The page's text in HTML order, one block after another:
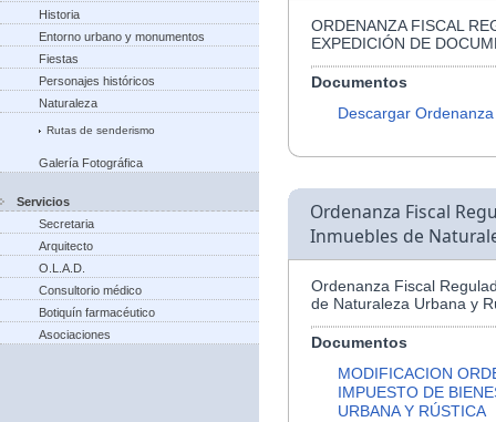
Historia
Entorno urbano y monumentos
Fiestas
Personajes históricos
Naturaleza
Rutas de senderismo
Galería Fotográfica
Servicios
Secretaria
Arquitecto
O.L.A.D.
Consultorio médico
Botiquín farmacéutico
Asociaciones
ORDENANZA FISCAL
EXPEDICIÓN DE
Documentos
Descargar Ordenanza
Ordenanza Fiscal
Inmuebles de
Ordenanza Fiscal
de Naturaleza Urbana y
Documentos
MODIFICACION
IMPUESTO DE
URBANA Y RÚSTICA